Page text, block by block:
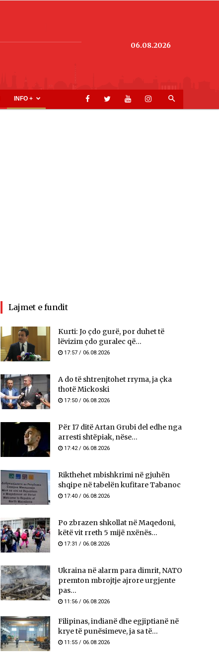
06.08.2026
INFO +
Lajmet e fundit
Kurti: Jo çdo gurë, por duhet të
lëvizim çdo guralec që...
17:57 / 06.08.2026
A do të shtrenjtohet rryma, ja çka
thotë Mickoski
17:50 / 06.08.2026
Për 17 ditë Artan Grubi del edhe nga
arresti shtëpiak, nëse...
17:42 / 06.08.2026
Rikthehet mbishkrimi në gjuhën
shqipe në tabelën kufitare Tabanoc
17:40 / 06.08.2026
Po zbrazen shkollat në Maqedoni,
këtë vit rreth 5 mijë nxënës...
17:31 / 06.08.2026
Ukraina në alarm para dimrit, NATO
premton mbrojtje ajrore urgjente
pas...
11:56 / 06.08.2026
Filipinas, indianë dhe egjiptianë në
krye të punësimeve, ja sa të...
11:55 / 06.08.2026